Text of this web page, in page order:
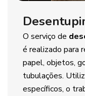
O serviço de
é realizado para
papel, objetos,
tubulações.
específicos, o